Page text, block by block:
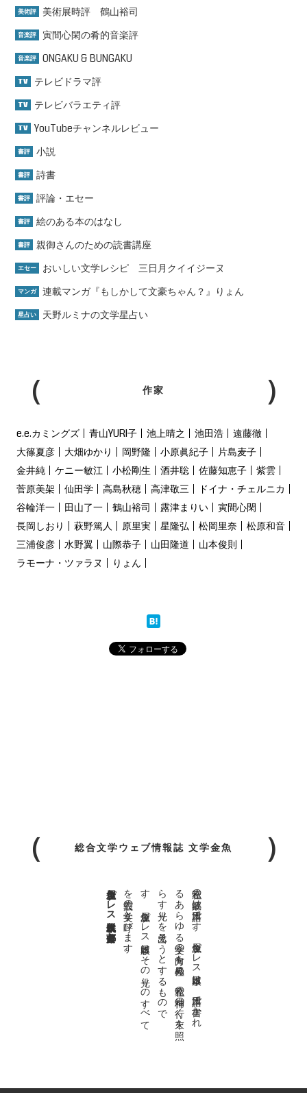
美術評 美術展時評 鶴山裕司
音楽評 寅間心閑の肴的音楽評
音楽評 ONGAKU & BUNGAKU
TV テレビドラマ評
TV テレビバラエティ評
TV YouTubeチャンネルレビュー
書評 小説
書評 詩書
書評 評論・エセー
書評 絵のある本のはなし
書評 親御さんのための読書講座
エセー おいしい文学レシピ 三日月クイイジーヌ
マンガ 連載マンガ『もしかして文豪ちゃん？』りょん
星占い 天野ルミナの文学星占い
作家
e.e.カミングズ 青山YURI子 池上晴之 池田浩
遠藤徹
大篠夏彦
大畑ゆかり 岡野隆 小原眞紀子
片島麦子
金井純
ケニー敏江 小松剛生 酒井聡 佐藤知恵子
紫雲
菅原美架
仙田学 高島秋穂 高津敬三
ドイナ・チェルニカ
谷輪洋一
田山了一 鶴山裕司 露津まりい
寅間心閑
長岡しおり
萩野篤人 原里実 星隆弘 松岡里奈
松原和音
三浦俊彦
水野翼 山際恭子 山田隆道
山本俊則
ラモーナ・ツァラヌ
りょん
総合文学ウェブ情報誌 文学金魚
私達の
故郷は
日本語で
す
。
金魚屋プ
レ
ス
日本版は
、
日本語で
書か
れ
る
あ
ら
ゆ
る
文学の
方向を
見極め
、
私達の
精神の
行く
末を
照
ら
す
光り
を
見出そ
う
と
す
る
も
の
で
す
。
金魚屋プ
レ
ス
日本版は
そ
の
光り
の
す
べ
て
を
広義の
文学と
呼び
ま
す
。
金魚屋プレス日本版代表 齋藤都